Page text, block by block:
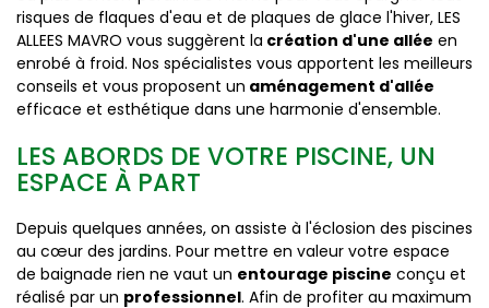
risques de flaques d'eau et de plaques de glace l'hiver, LES
ALLEES MAVRO vous suggèrent la création d'une allée en
enrobé à froid. Nos spécialistes vous apportent les meilleurs
conseils et vous proposent un aménagement d'allée
efficace et esthétique dans une harmonie d'ensemble.
LES ABORDS DE VOTRE PISCINE, UN
ESPACE À PART
Depuis quelques années, on assiste à l'éclosion des piscines
au cœur des jardins. Pour mettre en valeur votre espace
de baignade rien ne vaut un entourage piscine conçu et
réalisé par un professionnel. Afin de profiter au maximum